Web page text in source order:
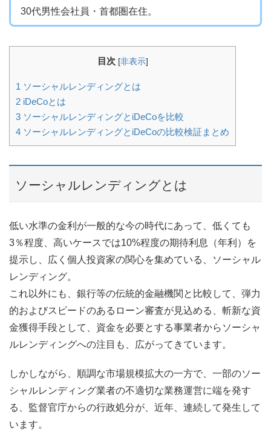
30代男性会社員・首都圏在住。
目次 [非表示]
1 ソーシャルレンディングとは
2 iDeCoとは
3 ソーシャルレンディングとiDeCoを比較
4 ソーシャルレンディングとiDeCoの比較検証まとめ
ソーシャルレンディングとは
低い水準の金利が一般的な今の時代にあって、低くても
3％程度、高いケースでは10%程度の期待利息（年利）を
提示し、広く個人投資家の関心を集めている、ソーシャル
レンディング。
これ以外にも、銀行等の伝統的金融機関と比較して、弾力
的およびスピードのあるローン審査が見込める、斬新な資
金獲得手段として、資金を必要とする事業者からソーシャ
ルレンディングへの注目も、広がってきています。
しかしながら、順調な市場規模拡大の一方で、一部のソー
シャルレンディング業者の不適切な業務運営に端を発す
る、監督官庁からの行政処分が、近年、連続して発生して
います。